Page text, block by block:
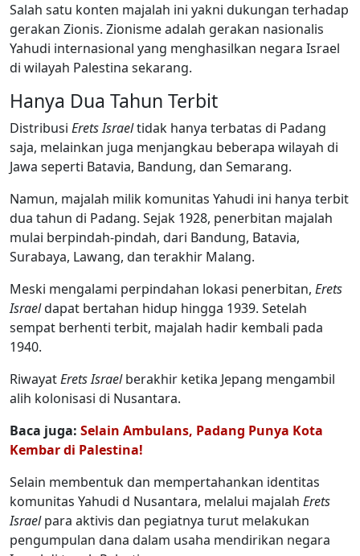
Salah satu konten majalah ini yakni dukungan terhadap
gerakan Zionis. Zionisme adalah gerakan nasionalis
Yahudi internasional yang menghasilkan negara Israel
di wilayah Palestina sekarang.
Hanya Dua Tahun Terbit
Distribusi Erets Israeltidak hanya terbatas di Padang
saja, melainkan juga menjangkau beberapa wilayah di
Jawa seperti Batavia, Bandung, dan Semarang.
Namun, majalah milik komunitas Yahudi ini hanya terbit
dua tahun di Padang. Sejak 1928, penerbitan majalah
mulai berpindah-pindah, dari Bandung, Batavia,
Surabaya, Lawang, dan terakhir Malang.
Meski mengalami perpindahan lokasi penerbitan, Erets
Israeldapat bertahan hidup hingga 1939. Setelah
sempat berhenti terbit, majalah hadir kembali pada
1940.
RiwayatErets Israelberakhir ketika Jepang mengambil
alih kolonisasi di Nusantara.
Baca juga: Selain Ambulans, Padang Punya Kota
Kembar di Palestina!
Selain membentuk dan mempertahankan identitas
komunitas Yahudi d Nusantara, melalui majalah Erets
Israelpara aktivis dan pegiatnya turut melakukan
pengumpulan dana dalam usaha mendirikan negara